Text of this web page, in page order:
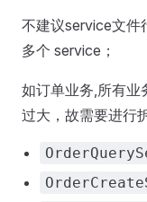
不建议service文件
多个 service；
如订单业务,所有业
过大，故需要进行